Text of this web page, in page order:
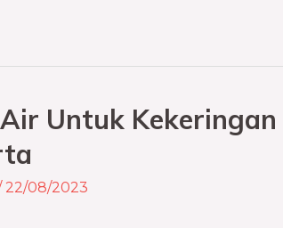
Untuk
22/08/2023